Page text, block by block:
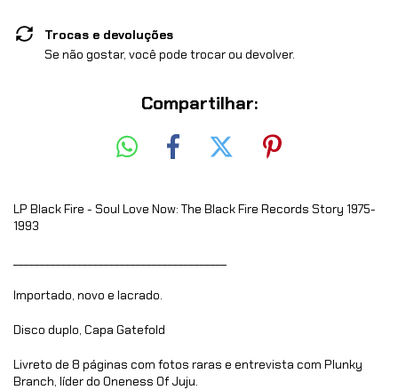
Trocas e devoluções
Se não gostar, você pode trocar ou devolver.
Compartilhar:
LP Black Fire - Soul Love Now: The Black Fire Records Story 1975-
1993
Importado, novo e lacrado.
Disco duplo, Capa Gatefold
Livreto de 8 páginas com fotos raras e entrevista com Plunky
Branch, líder do Oneness Of Juju.